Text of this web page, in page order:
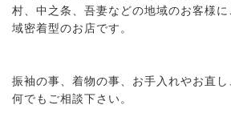
村、中之条、吾妻などの地域のお客様
域密着型のお店です。
振袖の事、着物の事、お手入れやお直し
何でもご相談下さい。